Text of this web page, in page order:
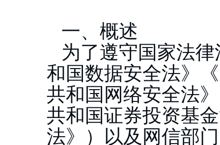
一、概述
为了遵守国家法
和国数据安全法》
共和国网络安全法
共和国证券投资基
法》）以及网信部